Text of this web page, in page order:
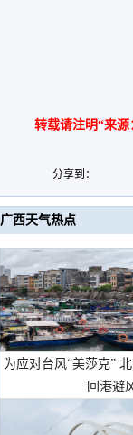
转载请注明“来源
分享到：
广西天气热点
为应对台风“美莎克”
回港避